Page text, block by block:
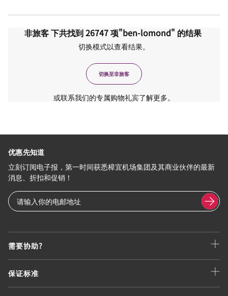
非旅客下共找到26747项"ben-lomond" 的结果
切换模式以查看结果。
切换至非旅客
或联系我们的专属购物礼宾了解更多。
需要协助?
保证标准
优惠先知道
立刻订阅电子报，第一时间获悉樟宜机场集团及其商业伙伴的最新
消息、折扣和促销！